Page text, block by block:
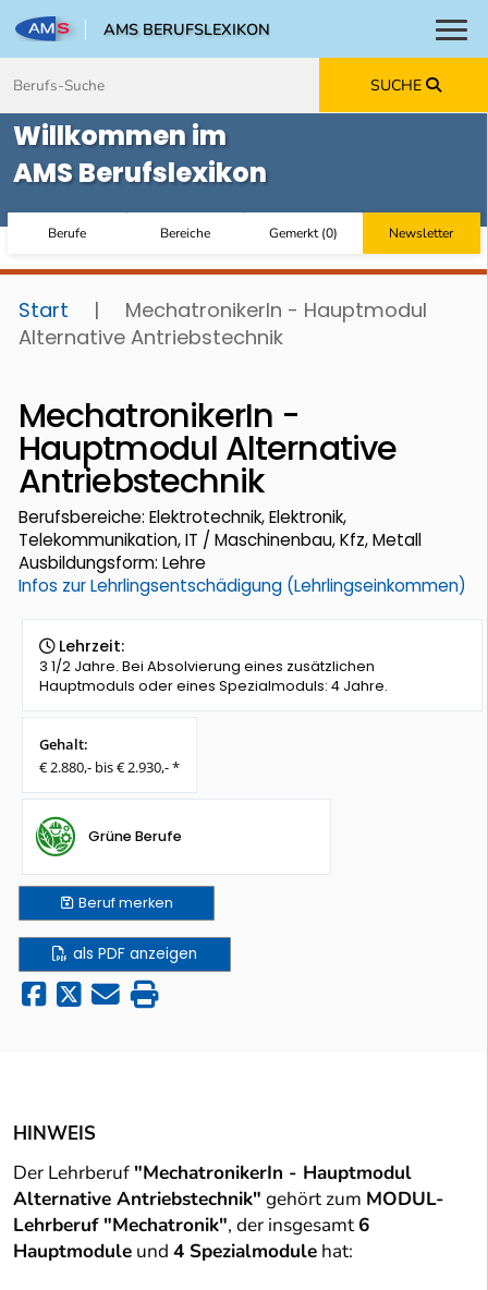
AMS BERUFSLEXIKON
SUCHE
Willkommen im
AMS Berufslexikon
Berufe Bereiche Gemerkt(0) Newsletter
Start |
MechatronikerIn - Hauptmodul
Alternative Antriebstechnik
MechatronikerIn -
Hauptmodul Alternative
Antriebstechnik
Berufsbereiche: Elektrotechnik, Elektronik,
Telekommunikation, IT / Maschinenbau, Kfz, Metall
Ausbildungsform: Lehre
Infos zur Lehrlingsentschädigung (Lehrlingseinkommen)
Lehrzeit:
3 1/2 Jahre. Bei Absolvierung eines zusätzlichen
Hauptmoduls oder eines Spezialmoduls: 4 Jahre.
Gehalt:
€ 2.880,- bis € 2.930,- *
Grüne Berufe
Berufmerken
als PDF anzeigen
HINWEIS
Der Lehrberuf "MechatronikerIn - Hauptmodul
Alternative Antriebstechnik" gehört zum MODUL-
Lehrberuf "Mechatronik", der insgesamt6
Hauptmodule und 4 Spezialmodule hat: